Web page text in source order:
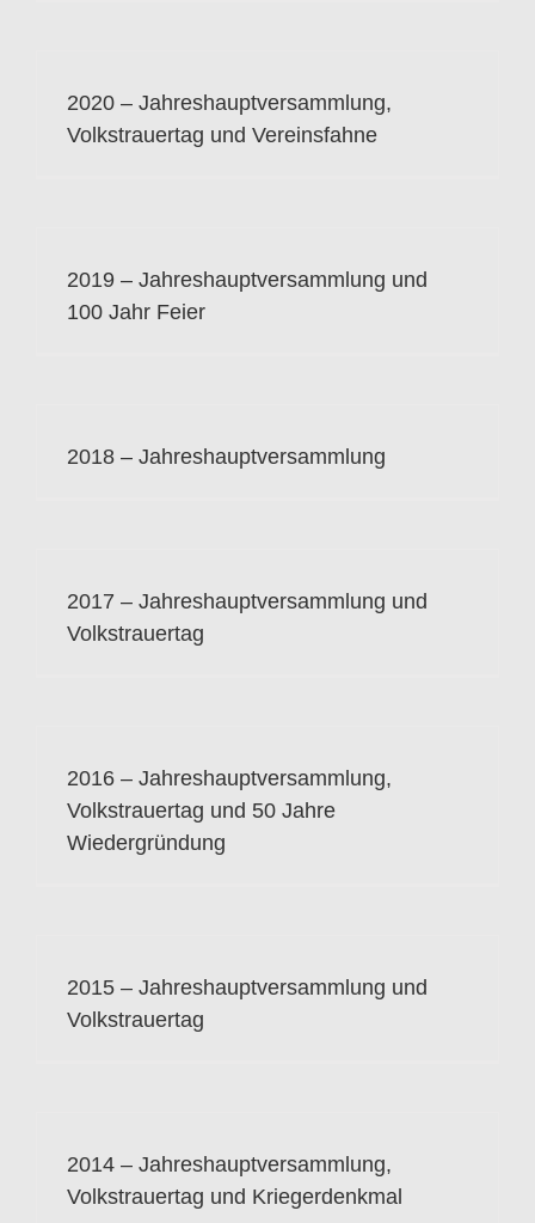
2020 – Jahreshauptversammlung,
Volkstrauertag und Vereinsfahne
2019 – Jahreshauptversammlung und
100 Jahr Feier
2018 – Jahreshauptversammlung
2017 – Jahreshauptversammlung und
Volkstrauertag
2016 – Jahreshauptversammlung,
Volkstrauertag und 50 Jahre
Wiedergründung
2015 – Jahreshauptversammlung und
Volkstrauertag
2014 – Jahreshauptversammlung,
Volkstrauertag und Kriegerdenkmal